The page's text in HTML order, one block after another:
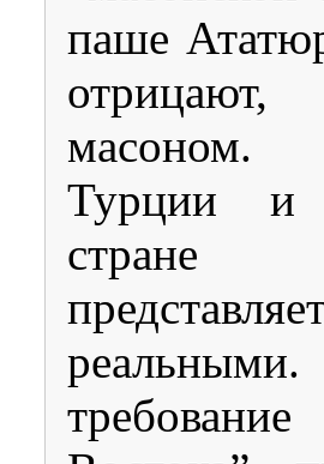
паше
масоном.
Турции и
стране